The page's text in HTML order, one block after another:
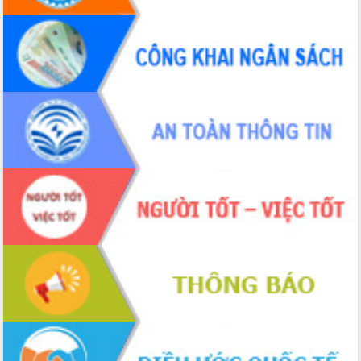
Hội thảo khoa học “Giải pháp thúc đẩy
phát triển nền kinh tế xanh tại tỉnh
Đắk Lắk”
Tăng cường giám sát, đôn đốc thực
hiện nhiệm vụ quản lý tài sản công
hàng tuần
Tháo gỡ những vướng mắc, đẩy mạnh
công tác cải cách thủ tục hành chính
tại Trung tâm Phục vụ hành chính
công tỉnh
Đắk Lắk: Tôn vinh 46 giải pháp tại Hội
thi Sáng tạo Kỹ thuật 2024 - 2025
Đắk Lắk rà soát, điều chỉnh Đề án 190
về phát triển nuôi trồng thủy sản
Phó Chủ tịch UBND tỉnh Đắk Lắk
Trương Công Thái kiểm tra thực địa
Dự án cao tốc Khánh Hòa - Buôn Ma
Thuột
Định vị cà phê Việt Nam như một “di
sản sống” trong dòng chảy toàn cầu